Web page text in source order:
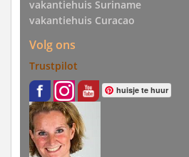
vakantiehuis Suriname
vakantiehuis Curacao
Volg ons
Trustpilot
huisje te huur